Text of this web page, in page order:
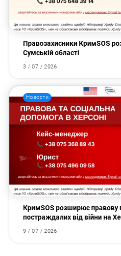
Правозахисники КримSOS
Сумській області
3 / 07 / 2026
Новости
КримSOS розширює правову
постраждалих від війни на
9 / 07 / 2026